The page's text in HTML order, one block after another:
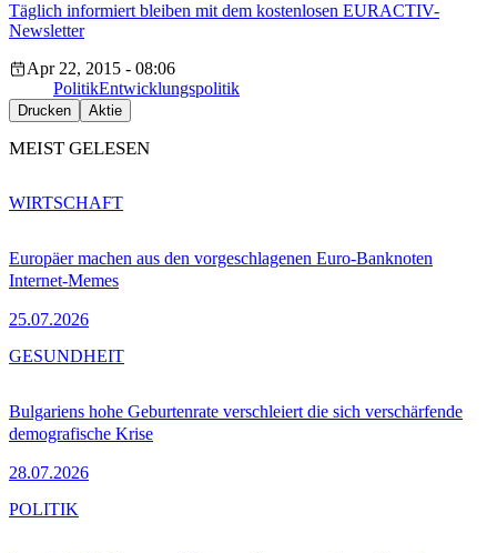
Täglich informiert bleiben mit dem kostenlosen EURACTIV-
Newsletter
Apr 22, 2015 - 08:06
PolitikEntwicklungspolitik
Drucken Aktie
MEIST GELESEN
Europäer machen aus den vorgeschlagenen Euro-Banknoten
Internet-Memes
25.07.2026
WIRTSCHAFT
Bulgariens hohe Geburtenrate verschleiert die sich verschärfende
demografische Krise
28.07.2026
GESUNDHEIT
POLITIK